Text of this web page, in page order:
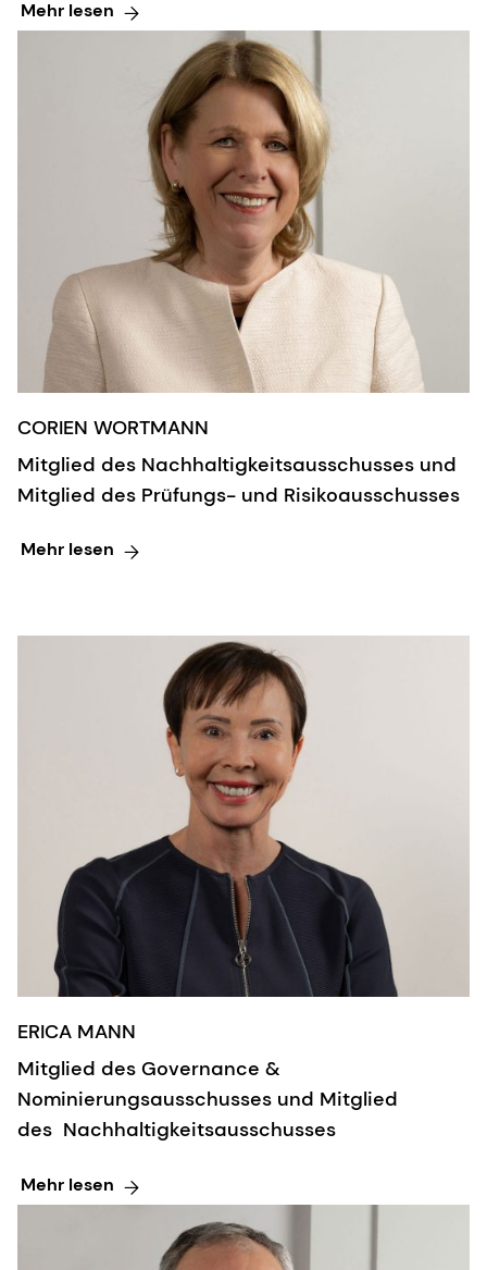
Mehr lesen
CORIEN WORTMANN
Mitglied des Nachhaltigkeitsausschusses und
Mitglied des Prüfungs- und Risikoausschusses
Mehr lesen
ERICA MANN
Mitglied des Governance &
Nominierungsausschusses und Mitglied
des Nachhaltigkeitsausschusses
Mehr lesen